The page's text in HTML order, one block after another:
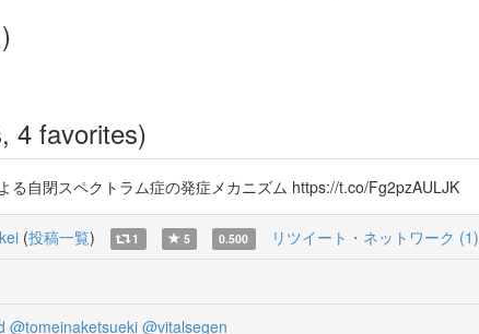
4 favorites)
る自閉スペクトラム症の発症メカニズム https://t.co/Fg2pzAULJK
(投稿一覧) 1 5 0.500 リツイート・ネットワーク (1)
@tomeinaketsueki @vitalsegen